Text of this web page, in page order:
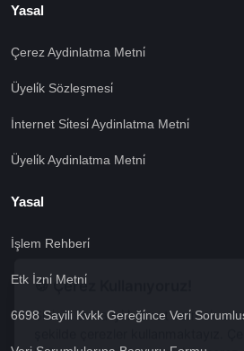
Yasal
Çerez Aydinlatma Metni̇
Üyeli̇k Sözleşmesi̇
İnternet Si̇tesi̇ Aydinlatma Metni̇
Üyeli̇k Aydinlatma Metni̇
Yasal
İşlem Rehberi̇
Etk İzni̇ Metni̇
6698 Sayili Kvkk Gereği̇nce Veri̇
şekilde çerezler kullanmaktayız.